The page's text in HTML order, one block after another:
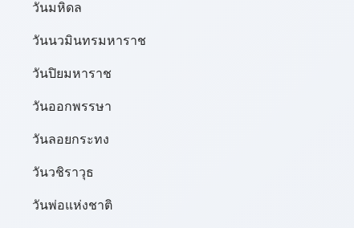
วันมหิดล
วันนวมินทรมหาราช
วันปิยมหาราช
วันออกพรรษา
วันลอยกระทง
วันวชิราวุธ
วันพ่อแห่งชาติ